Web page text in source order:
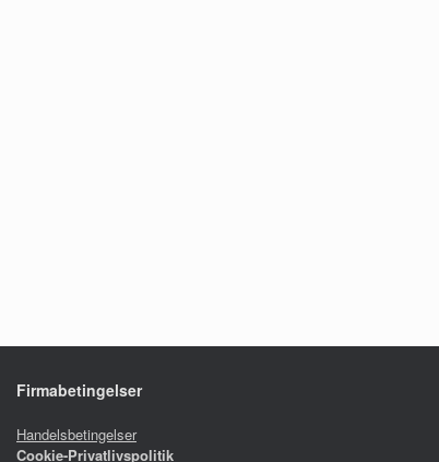
Firmabetingelser
Handelsbetingelser
Cookie-Privatlivspolitik